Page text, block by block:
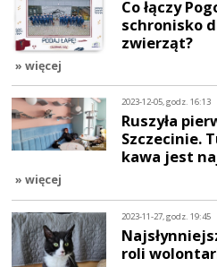
Co łączy
schronisko
zwierząt?
» więcej
2023-12-05, godz. 16:13
Ruszyła
Szczecinie.
kawa jest
» więcej
2023-11-27, godz. 19:45
roli